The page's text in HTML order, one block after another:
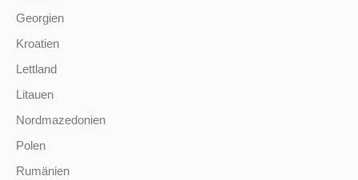
Georgien
Kroatien
Lettland
Litauen
Nordmazedonien
Polen
Rumänien